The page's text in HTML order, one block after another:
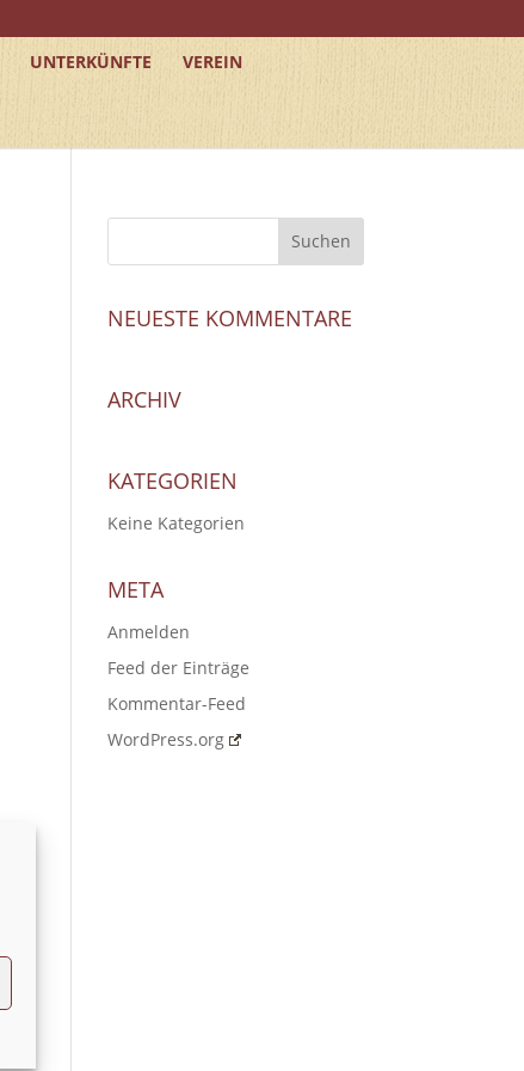
UNTERKÜNFTE
VEREIN
NEUESTE KOMMENTARE
ARCHIV
KATEGORIEN
Keine Kategorien
META
Anmelden
Feed der Einträge
Kommentar-Feed
WordPress.org